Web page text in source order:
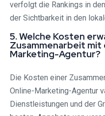
verfolgt die Rankings in
der Sichtbarkeit in den
5. Welche Kosten
Zusammenarbeit mit
Marketing-Agentur?
Die Kosten einer
Online-Marketing-Agentur
Dienstleistungen und der